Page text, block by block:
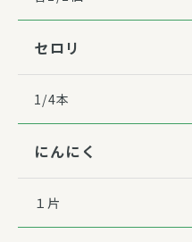
セロリ
1/4本
にんにく
１片